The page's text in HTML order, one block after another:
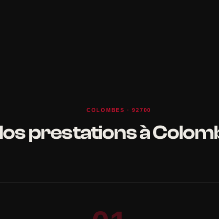
COLOMBES · 92700
prestations à